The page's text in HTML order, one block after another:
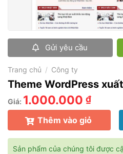
Gửi yêu cầu
Trang chủ / Công ty
Theme WordPress
Giá: 1.000.000 ₫
Thêm vào giỏ
Sản phẩm của chúng tôi được